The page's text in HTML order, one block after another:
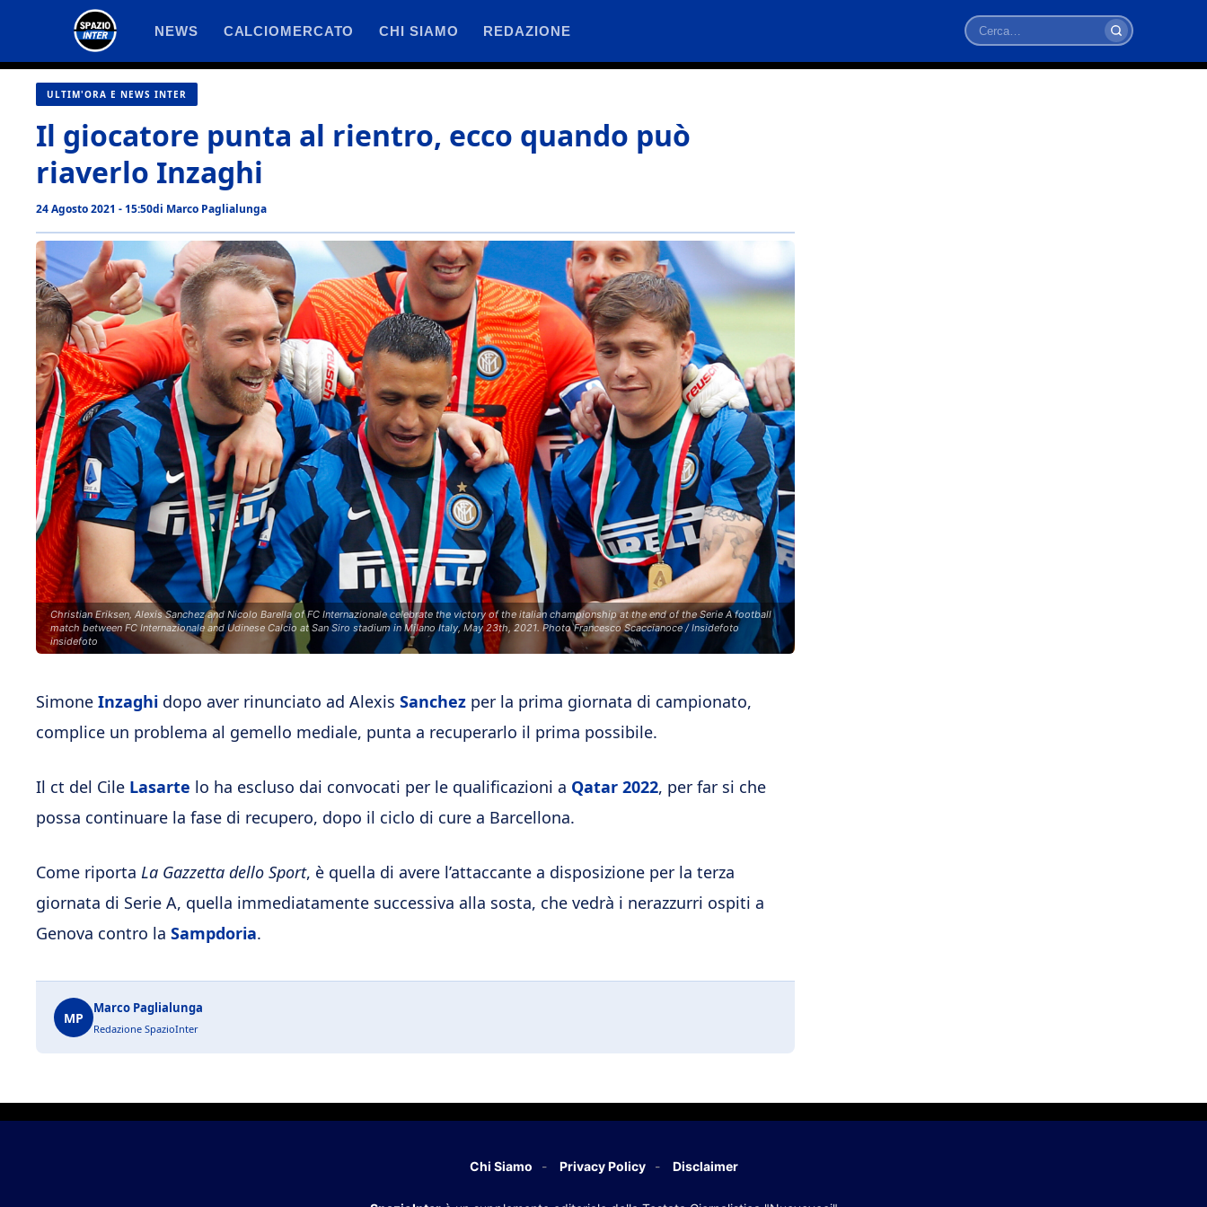
contenuto
NEWS CALCIOMERCATO CHI SIAMO REDAZIONE
Cerca
ULTIM'ORA E NEWS INTER
Il giocatore punta al rientro, ecco quando può
riaverlo Inzaghi
24 Agosto 2021 - 15:50di Marco Paglialunga
Christian Eriksen, Alexis Sanchez and Nicolo Barella of FC Internazionale celebrate the victory of the italian championship at the end of the Serie A football
match between FC Internazionale and Udinese Calcio at San Siro stadium in Milano Italy, May 23th, 2021. Photo Francesco Scaccianoce / Insidefoto
insidefoto
Simone Inzaghi dopo aver rinunciato ad Alexis Sanchez per la prima giornata di campionato,
complice un problema al gemello mediale, punta a recuperarlo il prima possibile.
Il ct del Cile Lasarte lo ha escluso dai convocati per le qualificazioni a Qatar 2022, per far si che
possa continuare la fase di recupero, dopo il ciclo di cure a Barcellona.
Come riporta La Gazzetta dello Sport, è quella di avere l’attaccante a disposizione per la terza
giornata di Serie A, quella immediatamente successiva alla sosta, che vedrà i nerazzurri ospiti a
Genova contro la Sampdoria.
MP
Marco Paglialunga
Redazione SpazioInter
Chi Siamo Privacy Policy Disclaimer